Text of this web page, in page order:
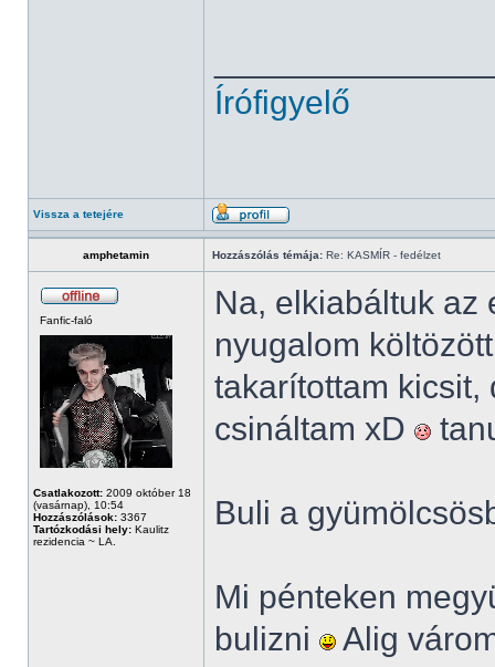
Írófigyelő
Vissza a tetejére
amphetamin Hozzászólás témája: Re: KASMÍR - fedélzet
Fanfic-faló
Csatlakozott: 2009 október 18
(vasárnap), 10:54
Hozzászólások: 3367
Tartózkodási hely: Kaulitz
rezidencia ~ LA.
Na, elkiabáltuk az
nyugalom
takarítottam kicsit,
csináltam xD
Buli a
Mi pénteken
bulizni
Alig